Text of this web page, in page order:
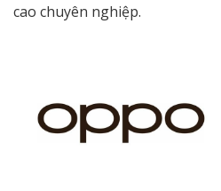
cao chuyên nghiệp.